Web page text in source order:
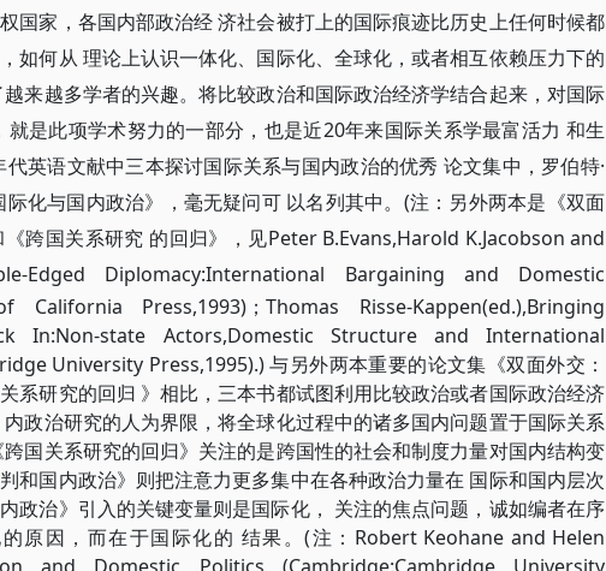
国家，各国内部政治经 济社会被打上的国际痕迹比历史上任何时候都
如何从 理论上认识一体化、国际化、全球化，或者相互依赖压力下的
来越多学者的兴趣。将比较政治和国际政治经济学结合起来，对国际
是此项学术努力的一部分，也是近20年来国际关系学最富活力 和生
英语文献中三本探讨国际关系与国内政治的优秀 论文集中，罗伯特·
际化与国内政治》，毫无疑问可 以名列其中。(注：另外两本是《双面
跨国关系研究 的回归》，见Peter B.Evans,Harold K.Jacobson and
Edged Diplomacy:International Bargaining and Domestic
California Press,1993)；Thomas Risse-Kappen(ed.),Bringing
In:Non-state Actors,Domestic Structure and International
University Press,1995).) 与另外两本重要的论文集《双面外交：
系研究的回归 》相比，三本书都试图利用比较政治或者国际政治经济
政治研究的人为界限，将全球化过程中的诸多国内问题置于国际关系
国关系研究的回归》关注的是跨国性的社会和制度力量对国内结构变
和国内政治》则把注意力更多集中在各种政治力量在 国际和国内层次
政治》引入的关键变量则是国际化， 关注的焦点问题，诚如编者在序
原因，而在于国际化的 结果。(注：Robert Keohane and Helen